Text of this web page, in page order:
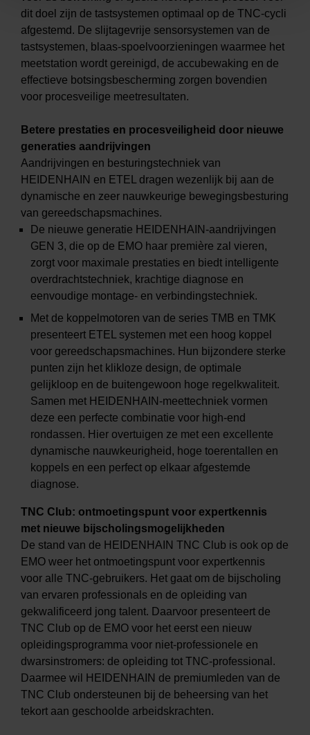
dit doel zijn de tastsystemen optimaal op de TNC-cycli
afgestemd. De slijtagevrije sensorsystemen van de
tastsystemen, blaas-spoelvoorzieningen waarmee het
meetstation wordt gereinigd, de accubewaking en de
effectieve botsingsbescherming zorgen bovendien
voor procesveilige meetresultaten.
Betere prestaties en procesveiligheid door nieuwe
generaties aandrijvingen
Aandrijvingen en besturingstechniek van
HEIDENHAIN en ETEL dragen wezenlijk bij aan de
dynamische en zeer nauwkeurige bewegingsbesturing
van gereedschapsmachines.
De nieuwe generatie HEIDENHAIN-aandrijvingen
GEN 3, die op de EMO haar première zal vieren,
zorgt voor maximale prestaties en biedt intelligente
overdrachtstechniek, krachtige diagnose en
eenvoudige montage- en verbindingstechniek.
Met de koppelmotoren van de series TMB en TMK
presenteert ETEL systemen met een hoog koppel
voor gereedschapsmachines. Hun bijzondere sterke
punten zijn het klikloze design, de optimale
gelijkloop en de buitengewoon hoge regelkwaliteit.
Samen met HEIDENHAIN-meettechniek vormen
deze een perfecte combinatie voor high-end
rondassen. Hier overtuigen ze met een excellente
dynamische nauwkeurigheid, hoge toerentallen en
koppels en een perfect op elkaar afgestemde
diagnose.
TNC Club: ontmoetingspunt voor expertkennis
met nieuwe bijscholingsmogelijkheden
De stand van de HEIDENHAIN TNC Club is ook op de
EMO weer het ontmoetingspunt voor expertkennis
voor alle TNC-gebruikers. Het gaat om de bijscholing
van ervaren professionals en de opleiding van
gekwalificeerd jong talent. Daarvoor presenteert de
TNC Club op de EMO voor het eerst een nieuw
opleidingsprogramma voor niet-professionele en
dwarsinstromers: de opleiding tot TNC-professional.
Daarmee wil HEIDENHAIN de premiumleden van de
TNC Club ondersteunen bij de beheersing van het
tekort aan geschoolde arbeidskrachten.